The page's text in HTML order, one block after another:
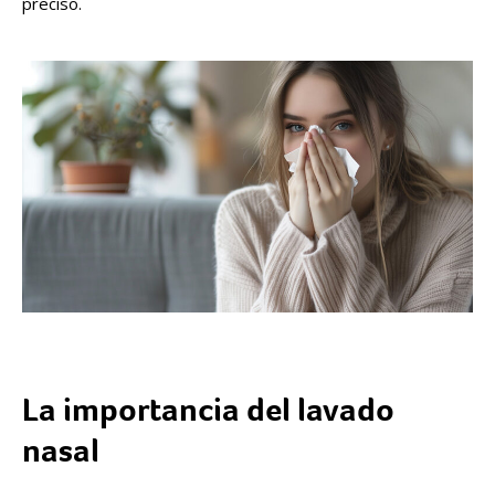
La importancia del lavado
nasal